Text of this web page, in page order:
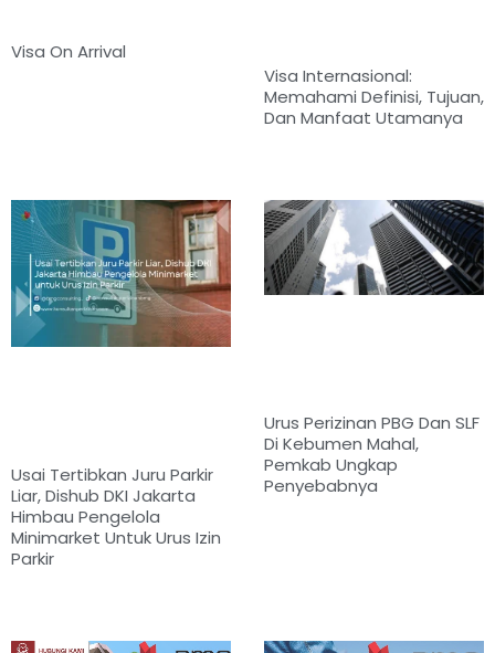
Visa On Arrival
Visa Internasional:
Memahami Definisi, Tujuan,
Dan Manfaat Utamanya
Usai Tertibkan Juru Parkir
Liar, Dishub DKI Jakarta
Himbau Pengelola
Minimarket Untuk Urus Izin
Parkir
Urus Perizinan PBG Dan SLF
Di Kebumen Mahal,
Pemkab Ungkap
Penyebabnya